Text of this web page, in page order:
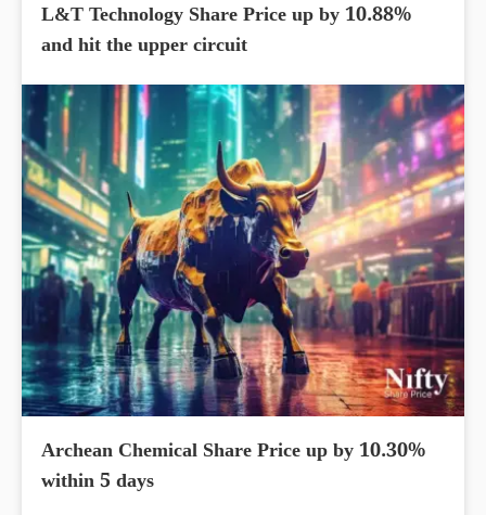
L&T Technology Share Price up by 10.88%
and hit the upper circuit
Archean Chemical Share Price up by 10.30%
within 5 days